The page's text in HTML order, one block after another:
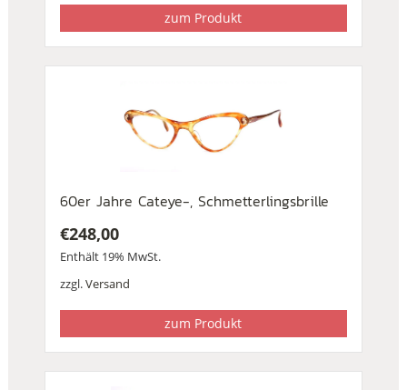
zum Produkt
60er Jahre Cateye-, Schmetterlingsbrille
€248,00
Enthält 19% MwSt.
zzgl.Versand
zum Produkt